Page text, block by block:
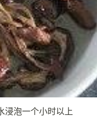
浸泡一个小时以上